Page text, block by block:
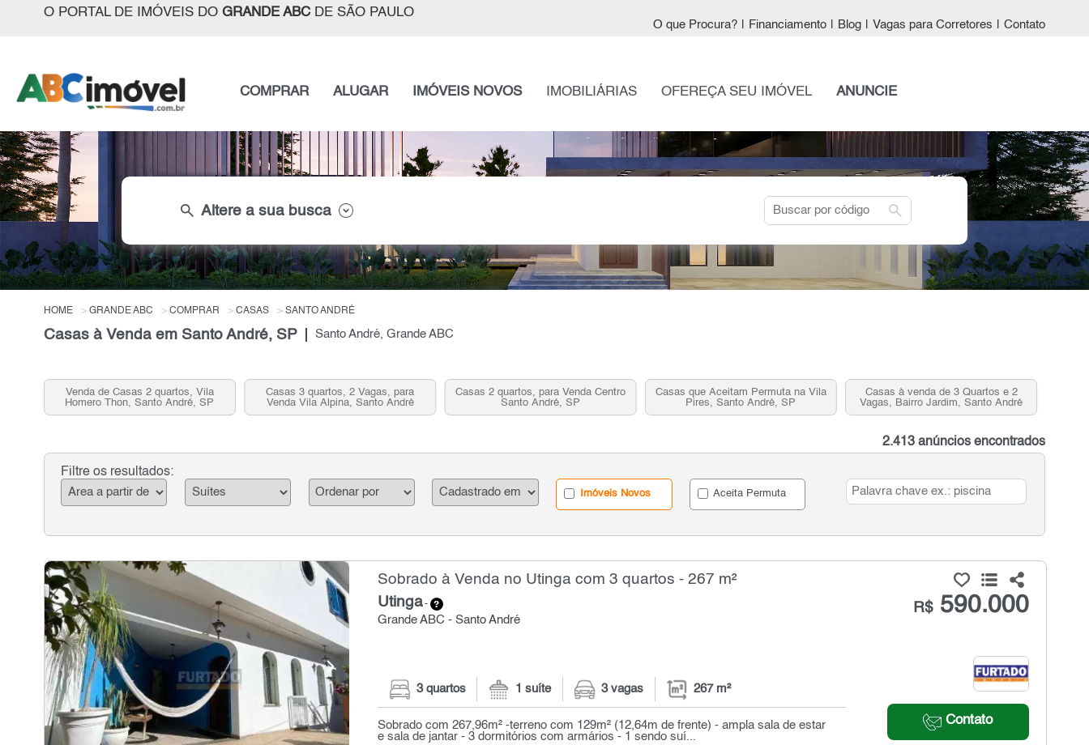
O PORTAL DE IMÓVEIS DO GRANDE ABCDE SÃO PAULO
O que Procura? Financiamento Blog Vagas para Corretores Contato
COMPRAR ALUGAR IMÓVEIS NOVOS IMOBILIÁRIAS OFEREÇA SEU IMÓVEL ANUNCIE
search Altere a sua busca search
HOME GRANDE ABC COMPRAR CASAS SANTO ANDRÉ
Casas à Venda em Santo André, SP Santo André, Grande ABC
Venda de Casas 2 quartos, Vila
Homero Thon, Santo André, SP
Casas 3 quartos, 2 Vagas, para
Venda Vila Alpina, Santo André
Casas 2 quartos, para Venda Centro
Santo André, SP
Casas que Aceitam Permuta na Vila
Pires, Santo André, SP
Casas à venda de 3 Quartos e 2
Vagas, Bairro Jardim, Santo André
2.413 anúncios encontrados
Filtre os resultados:
Imóveis Novos Aceita Permuta
Sobrado à Venda no Utinga com 3 quartos - 267 m²
Utinga-
Grande ABC - Santo André
R$590.000
Contato
3 quartos 1 suíte 3 vagas 267 m²
Sobrado com 267,96m² -terreno com 129m² (12,64m de frente) - ampla sala de estar
e sala de jantar - 3 dormitórios com armários - 1 sendo suí...